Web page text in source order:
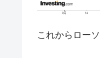
『Money1』
『Money1』
これからロー